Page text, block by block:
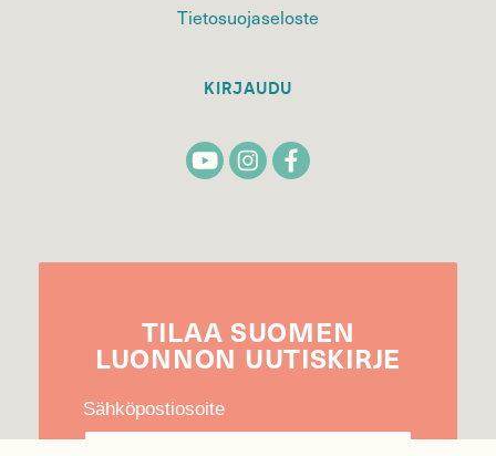
Tietosuojaseloste
KIRJAUDU
TILAA SUOMEN
LUONNON UUTIS­KIRJE
Sähköpostiosoite